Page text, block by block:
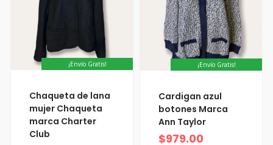
¡Envío Gratis!
Chaqueta de lana
mujer Chaqueta
marca Charter
Club
¡Envío Gratis!
Cardigan azul
botones Marca
Ann Taylor
$979.00